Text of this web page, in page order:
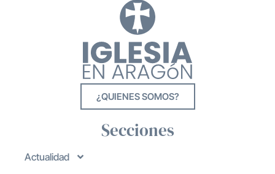
¿QUIENES SOMOS?
Secciones
Actualidad